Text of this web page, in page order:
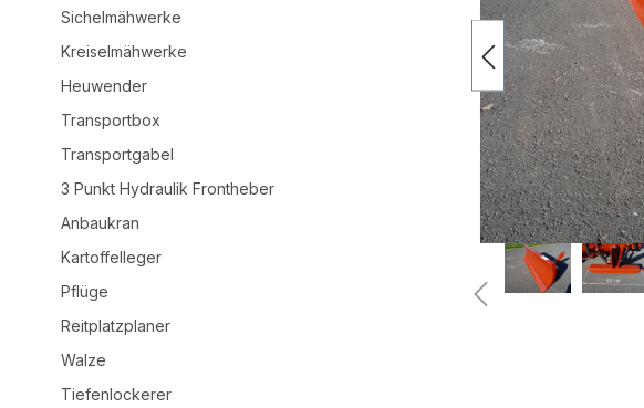
Sichelmähwerke
Kreiselmähwerke
Heuwender
Transportbox
Transportgabel
3 Punkt Hydraulik Frontheber
Anbaukran
Kartoffelleger
Pflüge
Reitplatzplaner
Walze
Tiefenlockerer